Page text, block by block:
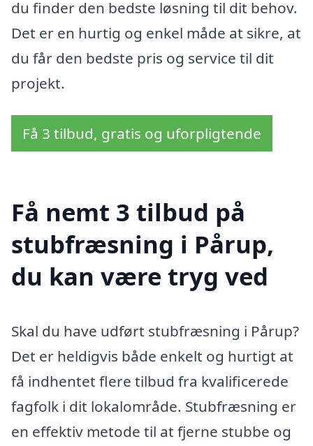
du finder den bedste løsning til dit behov.
Det er en hurtig og enkel måde at sikre, at
du får den bedste pris og service til dit
projekt.
Få 3 tilbud, gratis og uforpligtende
Få nemt 3 tilbud på
stubfræsning i Pårup,
du kan være tryg ved
Skal du have udført stubfræsning i Pårup?
Det er heldigvis både enkelt og hurtigt at
få indhentet flere tilbud fra kvalificerede
fagfolk i dit lokalområde. Stubfræsning er
en effektiv metode til at fjerne stubbe og